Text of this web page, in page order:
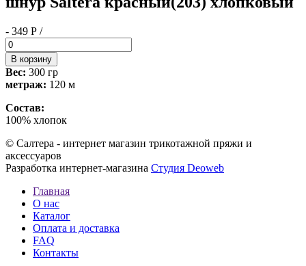
- 349 Р /
Вес: 300 гр
метраж: 120 м
Состав:
100% хлопок
© Салтера - интернет магазин трикотажной пряжи и
аксессуаров
Разработка интернет-магазина Студия Deoweb
Главная
О нас
Каталог
Оплата и доставка
FAQ
Контакты